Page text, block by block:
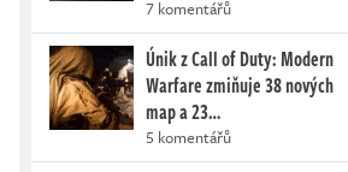
7 komentářů
Únik z Call of Duty: Modern
Warfare zmiňuje 38 nových
map a 23…
5 komentářů